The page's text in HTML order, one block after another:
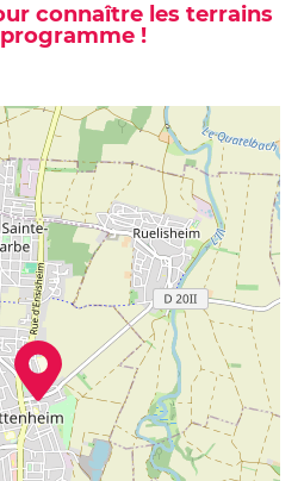
connaître les terrains
!